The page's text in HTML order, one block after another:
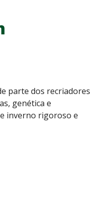
parte dos recriadores
genética e
inverno rigoroso e